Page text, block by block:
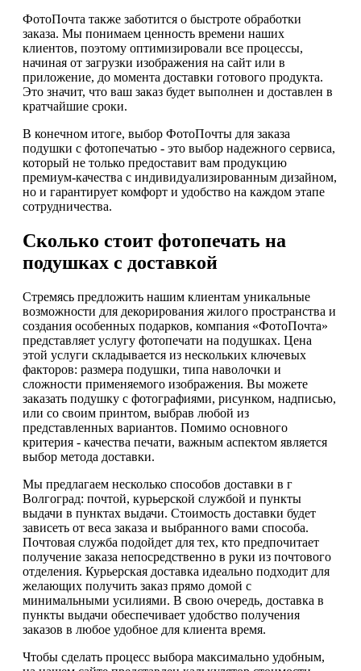
ФотоПочта также заботится о быстроте обработки
заказа. Мы понимаем ценность времени наших
клиентов, поэтому оптимизировали все процессы,
начиная от загрузки изображения на сайт или в
приложение, до момента доставки готового продукта.
Это значит, что ваш заказ будет выполнен и доставлен в
кратчайшие сроки.
В конечном итоге, выбор ФотоПочты для заказа
подушки с фотопечатью - это выбор надежного сервиса,
который не только предоставит вам продукцию
премиум-качества с индивидуализированным дизайном,
но и гарантирует комфорт и удобство на каждом этапе
сотрудничества.
Сколько стоит фотопечать на
подушках с доставкой
Стремясь предложить нашим клиентам уникальные
возможности для декорирования жилого пространства и
создания особенных подарков, компания «ФотоПочта»
представляет услугу фотопечати на подушках. Цена
этой услуги складывается из нескольких ключевых
факторов: размера подушки, типа наволочки и
сложности применяемого изображения. Вы можете
заказать подушку с фотографиями, рисунком, надписью,
или со своим принтом, выбрав любой из
представленных вариантов. Помимо основного
критерия - качества печати, важным аспектом является
выбор метода доставки.
Мы предлагаем несколько способов доставки в г
Волгоград: почтой, курьерской службой и пункты
выдачи в пунктах выдачи. Стоимость доставки будет
зависеть от веса заказа и выбранного вами способа.
Почтовая служба подойдет для тех, кто предпочитает
получение заказа непосредственно в руки из почтового
отделения. Курьерская доставка идеально подходит для
желающих получить заказ прямо домой с
минимальными усилиями. В свою очередь, доставка в
пункты выдачи обеспечивает удобство получения
заказов в любое удобное для клиента время.
Чтобы сделать процесс выбора максимально удобным,